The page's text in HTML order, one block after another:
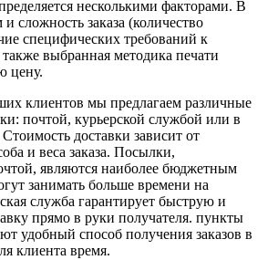
несколькими факторами. В
сложность заказа (количество
специфических требований к
выбранная методика печати
цену.
клиентов мы предлагаем различные
почтой, курьерской службой или в
доставки зависит от
и веса заказа. Посылки,
являются наиболее бюджетным
занимать больше времени на
служба гарантирует быструю и
прямо в руки получателя. пункты
удобный способ получения заказов в
клиента время.